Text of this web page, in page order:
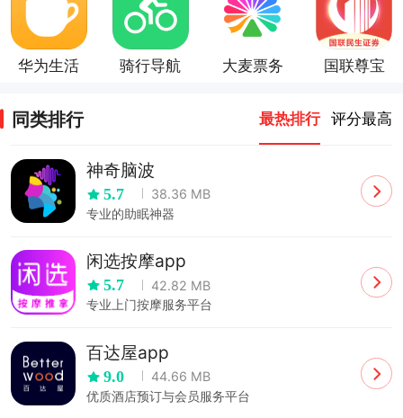
华为生活
骑行导航
大麦票务
国联尊宝
同类排行 最热排行 评分最高
神奇脑波
5.7
38.36 MB
专业的助眠神器
闲选按摩app
5.7
42.82 MB
专业上门按摩服务平台
百达屋app
9.0
44.66 MB
优质酒店预订与会员服务平台